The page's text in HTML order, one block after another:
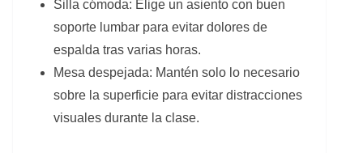
​Silla cómoda: Elige un asiento con buen
soporte lumbar para evitar dolores de
espalda tras varias horas.
​Mesa despejada: Mantén solo lo necesario
sobre la superficie para evitar distracciones
visuales durante la clase.